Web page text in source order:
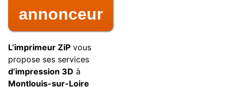
annonceur
L’imprimeur ZiP vous
propose ses services
d’impression 3D à
Montlouis-sur-Loire